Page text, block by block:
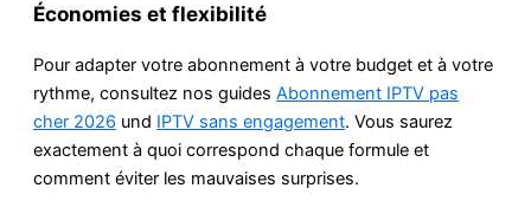
Économies et flexibilité
Pour adapter votre abonnement à votre budget et à votre
rythme, consultez nos guides Abonnement IPTV pas
cher 2026 und IPTV sans engagement. Vous saurez
exactement à quoi correspond chaque formule et
comment éviter les mauvaises surprises.